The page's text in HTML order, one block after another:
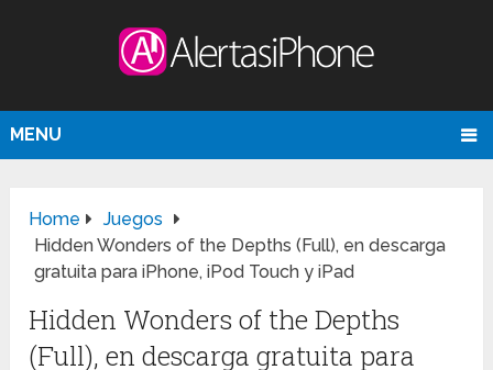
MENU
Home
Juegos
Hidden Wonders of the Depths (Full), en descarga
gratuita para iPhone, iPod Touch y iPad
Hidden Wonders of the Depths
(Full), en descarga gratuita para